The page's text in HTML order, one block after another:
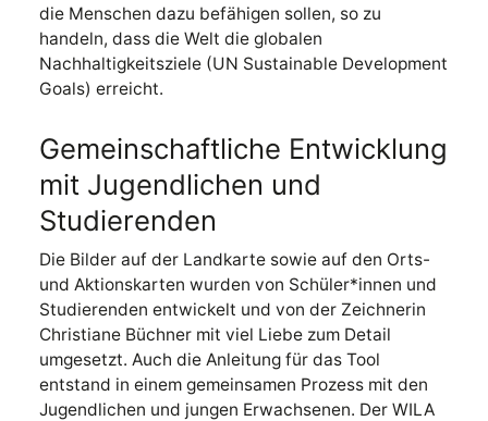
die Menschen dazu befähigen sollen, so zu
handeln, dass die Welt die globalen
Nachhaltigkeitsziele (UN Sustainable Development
Goals) erreicht.
Gemeinschaftliche Entwicklung
mit Jugendlichen und
Studierenden
Die Bilder auf der Landkarte sowie auf den Orts-
und Aktionskarten wurden von Schüler*innen und
Studierenden entwickelt und von der Zeichnerin
Christiane Büchner mit viel Liebe zum Detail
umgesetzt. Auch die Anleitung für das Tool
entstand in einem gemeinsamen Prozess mit den
Jugendlichen und jungen Erwachsenen. Der WILA